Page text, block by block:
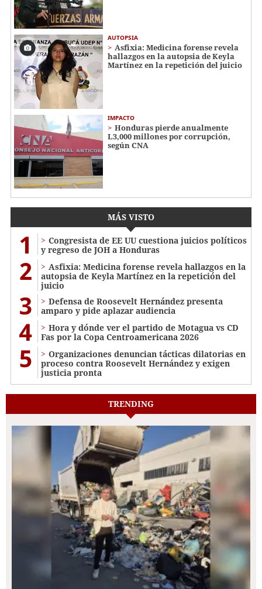
AUTOPSIA
Asfixia: Medicina forense revela
hallazgos en la autopsia de Keyla
Martínez en la repetición del juicio
IMPACTO
Honduras pierde anualmente
L3,000 millones por corrupción,
según CNA
MÁS VISTO
1
Congresista de EE UU cuestiona juicios políticos
y regreso de JOH a Honduras
2
Asfixia: Medicina forense revela hallazgos en la
autopsia de Keyla Martínez en la repetición del
juicio
3
Defensa de Roosevelt Hernández presenta
amparo y pide aplazar audiencia
4
Hora y dónde ver el partido de Motagua vs CD
Fas por la Copa Centroamericana 2026
5
Organizaciones denuncian tácticas dilatorias en
proceso contra Roosevelt Hernández y exigen
justicia pronta
TRENDING